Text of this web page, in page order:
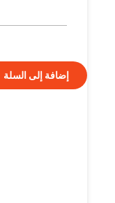
إضافة إلى السلة